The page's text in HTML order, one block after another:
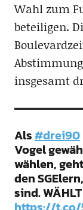
Wahl zum
beteiligen.
insgesamt
Als#drei90
Vogel
wählen,
den
sind.